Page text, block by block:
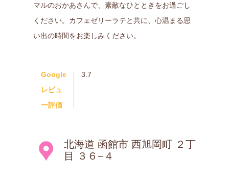
マルのおかあさんで、素敵なひとときをお過ごし
ください。カフェゼリーラテと共に、心温まる思
い出の時間をお楽しみください。
Google
レビュ
ー評価
3.7
北海道 函館市 西旭岡町 ２丁
目 ３６−４